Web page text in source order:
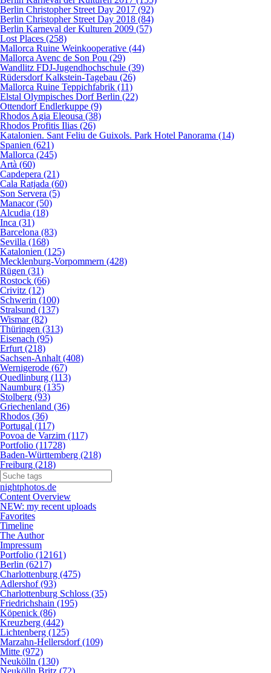
Berlin Christopher Street Day 2017 (92)
Berlin Christopher Street Day 2018 (84)
Berlin Karneval der Kulturen 2009 (57)
Lost Places (258)
Mallorca Ruine Weinkooperative (44)
Mallorca Avenc de Son Pou (29)
Wandlitz FDJ-Jugendhochschule (39)
Rüdersdorf Kalkstein-Tagebau (26)
Mallorca Ruine Teppichfabrik (11)
Elstal Olympisches Dorf Berlin (22)
Ottendorf Endlerkuppe (9)
Rhodos Agia Eleousa (38)
Rhodos Profitis Ilias (26)
Katalonien. Sant Feliu de Guixols. Park Hotel Panorama (14)
Spanien (621)
Mallorca (245)
Artà (60)
Capdepera (21)
Cala Ratjada (60)
Son Servera (5)
Manacor (50)
Alcudia (18)
Inca (31)
Barcelona (83)
Sevilla (168)
Katalonien (125)
Mecklenburg-Vorpommern (428)
Rügen (31)
Rostock (66)
Crivitz (12)
Schwerin (100)
Stralsund (137)
Wismar (82)
Thüringen (313)
Eisenach (95)
Erfurt (218)
Sachsen-Anhalt (408)
Wernigerode (67)
Quedlinburg (113)
Naumburg (135)
Stolberg (93)
Griechenland (36)
Rhodos (36)
Portugal (117)
Povoa de Varzim (117)
Portfolio (11728)
Baden-Württemberg (218)
Freiburg (218)
nightphotos.de
Content Overview
NEW: my recent uploads
Favorites
Timeline
The Author
Impressum
Portfolio (12161)
Berlin (6217)
Charlottenburg (475)
Adlershof (93)
Charlottenburg Schloss (35)
Friedrichshain (195)
Köpenick (86)
Kreuzberg (442)
Lichtenberg (125)
Marzahn-Hellersdorf (109)
Mitte (972)
Neukölln (130)
Neukölln Britz (72)